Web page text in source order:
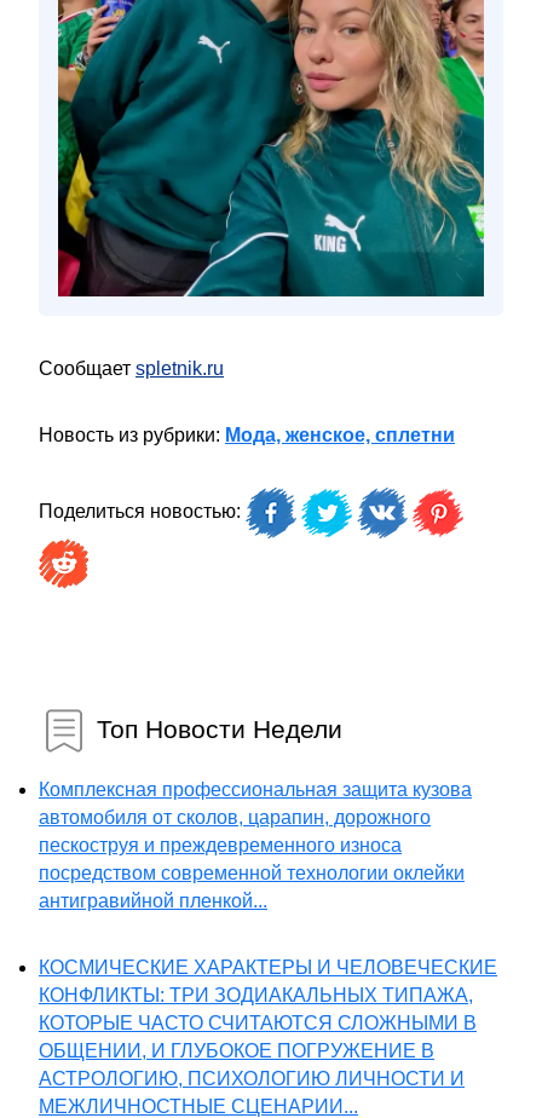
Сообщает spletnik.ru
Новость из рубрики: Мода, женское, сплетни
Поделиться новостью:
Топ Новости Недели
Комплексная профессиональная защита кузова
автомобиля от сколов, царапин, дорожного
пескоструя и преждевременного износа
посредством современной технологии оклейки
антигравийной пленкой...
КОСМИЧЕСКИЕ ХАРАКТЕРЫ И ЧЕЛОВЕЧЕСКИЕ
КОНФЛИКТЫ: ТРИ ЗОДИАКАЛЬНЫХ ТИПАЖА,
КОТОРЫЕ ЧАСТО СЧИТАЮТСЯ СЛОЖНЫМИ В
ОБЩЕНИИ, И ГЛУБОКОЕ ПОГРУЖЕНИЕ В
АСТРОЛОГИЮ, ПСИХОЛОГИЮ ЛИЧНОСТИ И
МЕЖЛИЧНОСТНЫЕ СЦЕНАРИИ...